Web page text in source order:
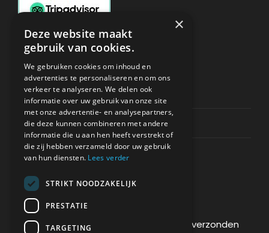
ONDERSTEUNING
Privacy & Policy
Contact Channels
BETAAL VEILIG BIJ ONS
De betaling wordt versleuteld en veilig verzonden
×
Deze website maakt
gebruik van cookies.
We gebruiken cookies om inhoud en
advertenties te personaliseren en om ons
verkeer te analyseren. We delen ook
informatie over uw gebruik van onze site
met onze advertentie- en analysepartners,
die deze kunnen combineren met andere
informatie die u aan hen heeft verstrekt of
die zij hebben verzameld door uw gebruik
van hun diensten. Lees verder
STRIKT NOODZAKELIJK
PRESTATIE
TARGETING